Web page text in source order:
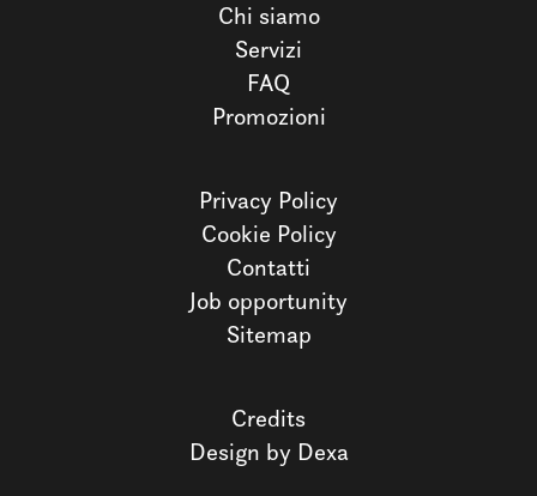
Chi siamo
Servizi
FAQ
Promozioni
Privacy Policy
Cookie Policy
Contatti
Job opportunity
Sitemap
Credits
Design by Dexa